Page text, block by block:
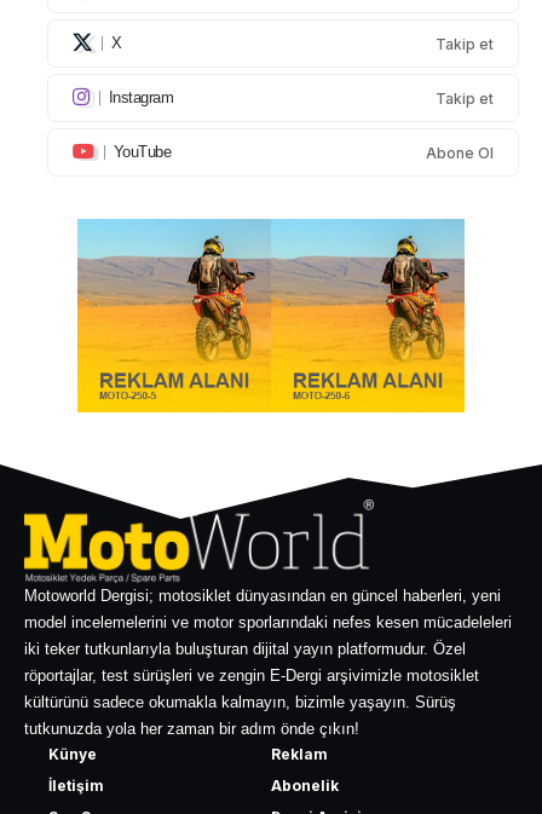
X Takip et
Instagram Takip et
YouTube Abone Ol
Motoworld Dergisi; motosiklet dünyasından en güncel haberleri, yeni
model incelemelerini ve motor sporlarındaki nefes kesen mücadeleleri
iki teker tutkunlarıyla buluşturan dijital yayın platformudur. Özel
röportajlar, test sürüşleri ve zengin E-Dergi arşivimizle motosiklet
kültürünü sadece okumakla kalmayın, bizimle yaşayın. Sürüş
tutkunuzda yola her zaman bir adım önde çıkın!
Künye
İletişim
Reklam
Abonelik